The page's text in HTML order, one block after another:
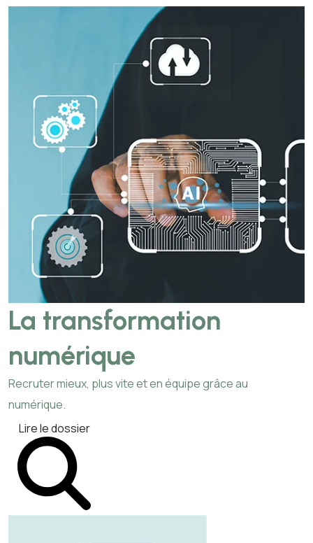
La transformation
numérique
Recruter mieux, plus vite et en équipe grâce au
numérique.
Lire le dossier